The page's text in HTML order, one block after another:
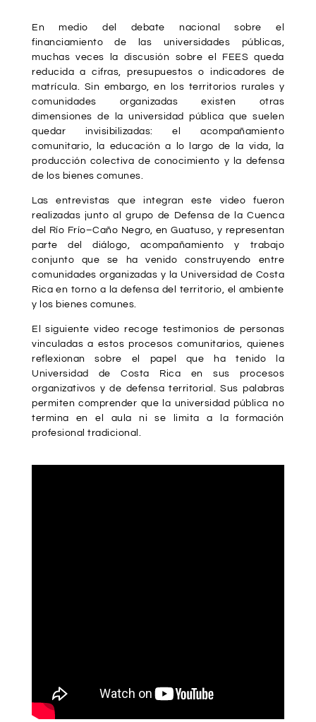
En medio del debate nacional sobre el
financiamiento de las universidades públicas,
muchas veces la discusión sobre el FEES queda
reducida a cifras, presupuestos o indicadores de
matrícula. Sin embargo, en los territorios rurales y
comunidades organizadas existen otras
dimensiones de la universidad pública que suelen
quedar invisibilizadas: el acompañamiento
comunitario, la educación a lo largo de la vida, la
producción colectiva de conocimiento y la defensa
de los bienes comunes.
Las entrevistas que integran este video fueron
realizadas junto al grupo de Defensa de la Cuenca
del Río Frío–Caño Negro, en Guatuso, y representan
parte del diálogo, acompañamiento y trabajo
conjunto que se ha venido construyendo entre
comunidades organizadas y la Universidad de Costa
Rica en torno a la defensa del territorio, el ambiente
y los bienes comunes.
El siguiente video recoge testimonios de personas
vinculadas a estos procesos comunitarios, quienes
reflexionan sobre el papel que ha tenido la
Universidad de Costa Rica en sus procesos
organizativos y de defensa territorial. Sus palabras
permiten comprender que la universidad pública no
termina en el aula ni se limita a la formación
profesional tradicional.